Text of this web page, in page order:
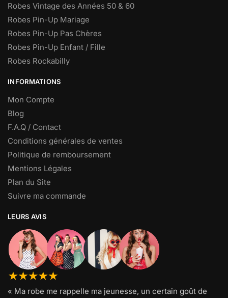
Robes Vintage des Années 50 & 60
Robes Pin-Up Mariage
Robes Pin-Up Pas Chères
Robes Pin-Up Enfant / Fille
Robes Rockabilly
INFORMATIONS
Mon Compte
Blog
F.A.Q / Contact
Conditions générales de ventes
Politique de remboursement
Mentions Légales
Plan du Site
Suivre ma commande
LEURS AVIS
« Ma robe me rappelle ma jeunesse, un certain goût de